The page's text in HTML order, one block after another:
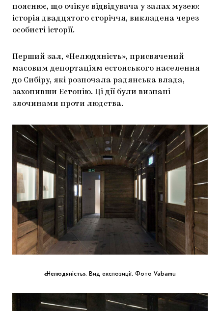
пояснює, що очікує відвідувача у залах музею:
історія двадцятого сторіччя, викладена через
особисті історії.
Перший зал, «Нелюдяність», присвячений
масовим депортаціям естонського населення
до Сибіру, які розпочала радянська влада,
захопивши Естонію. Ці дії були визнані
злочинами проти людства.
«Нелюдяність». Вид експозиції. Фото Vabamu